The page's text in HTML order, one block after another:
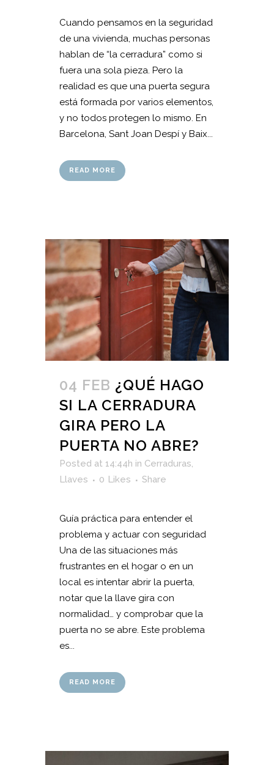
Cuando pensamos en la seguridad
de una vivienda, muchas personas
hablan de “la cerradura” como si
fuera una sola pieza. Pero la
realidad es que una puerta segura
está formada por varios elementos,
y no todos protegen lo mismo. En
Barcelona, Sant Joan Despí y Baix...
READ MORE
04 FEB ¿QUÉ HAGO
SI LA CERRADURA
GIRA PERO LA
PUERTA NO ABRE?
Posted at 14:44h in Cerraduras,
Llaves
0 Likes Share
Guía práctica para entender el
problema y actuar con seguridad
Una de las situaciones más
frustrantes en el hogar o en un
local es intentar abrir la puerta,
notar que la llave gira con
normalidad… y comprobar que la
puerta no se abre. Este problema
es...
READ MORE